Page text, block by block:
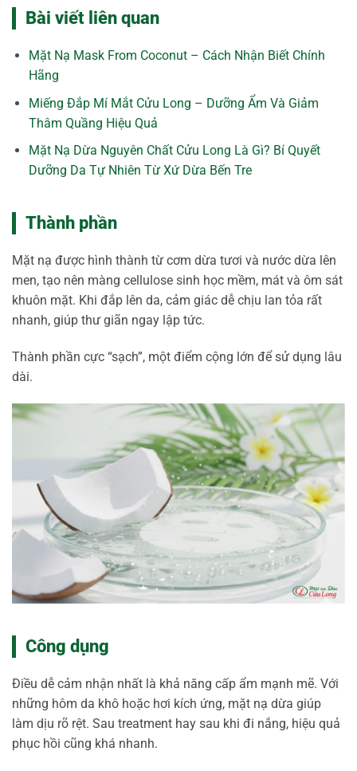
Bài viết liên quan
Mặt Nạ Mask From Coconut – Cách Nhận Biết Chính
Hãng
Miếng Đắp Mí Mắt Cửu Long – Dưỡng Ẩm Và Giảm
Thâm Quầng Hiệu Quả
Mặt Nạ Dừa Nguyên Chất Cửu Long Là Gì? Bí Quyết
Dưỡng Da Tự Nhiên Từ Xứ Dừa Bến Tre
Thành phần
Mặt nạ được hình thành từ cơm dừa tươi và nước dừa lên
men, tạo nên màng cellulose sinh học mềm, mát và ôm sát
khuôn mặt. Khi đắp lên da, cảm giác dễ chịu lan tỏa rất
nhanh, giúp thư giãn ngay lập tức.
Thành phần cực “sạch”, một điểm cộng lớn để sử dụng lâu
dài.
Công dụng
Điều dễ cảm nhận nhất là khả năng cấp ẩm mạnh mẽ. Với
những hôm da khô hoặc hơi kích ứng, mặt nạ dừa giúp
làm dịu rõ rệt. Sau treatment hay sau khi đi nắng, hiệu quả
phục hồi cũng khá nhanh.